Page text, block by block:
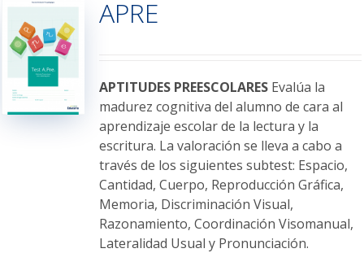
Las
opciones
elegir
en
la
página
de
producto
APRE
APTITUDES PREESCOLARESEvalúa la
madurez cognitiva del alumno de cara al
aprendizaje escolar de la lectura y la
escritura. La valoración se lleva a cabo a
través de los siguientes subtest: Espacio,
Cantidad, Cuerpo, Reproducción Gráfica,
Memoria, Discriminación Visual,
Razonamiento, Coordinación Visomanual,
Lateralidad Usual y Pronunciación.